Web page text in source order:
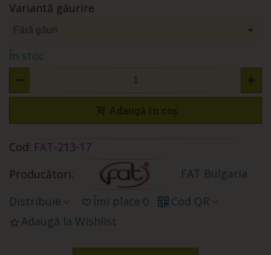
Variantă găurire
În stoc
Adaugă în coș
Cod: FAT-213-17
Producători:
FAT Bulgaria
Distribuie
Îmi place 0
Cod QR
Adaugă la Wishlist